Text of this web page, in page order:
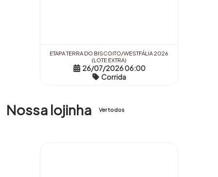
ETAPA TERRA DO BISCOITO/WESTFÁLIA 2026
(LOTE EXTRA)
26/07/2026 06:00
Corrida
Nossa lojinha Ver todos